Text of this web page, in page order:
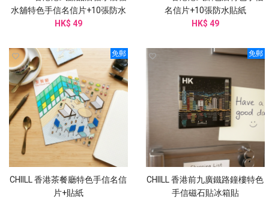
水舖特色手信名信片+10張防水
貼紙
HK$ 49
名信片+10張防水貼紙
HK$ 49
免郵
CHIILL 香港茶餐廳特色手信名信
片+貼紙
免郵
CHIILL 香港前九廣鐵路鐘樓特色
手信磁石貼冰箱貼